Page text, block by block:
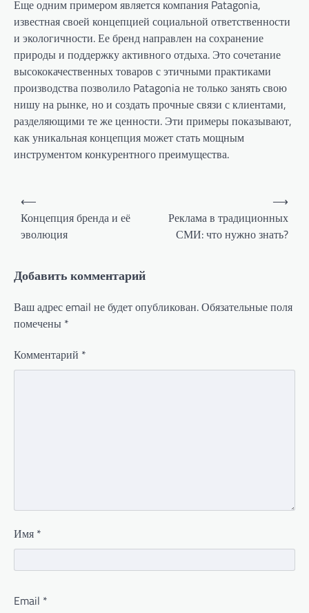
Еще одним примером является компания Patagonia,
известная своей концепцией социальной ответственности
и экологичности. Ее бренд направлен на сохранение
природы и поддержку активного отдыха. Это сочетание
высококачественных товаров с этичными практиками
производства позволило Patagonia не только занять свою
нишу на рынке, но и создать прочные связи с клиентами,
разделяющими те же ценности. Эти примеры показывают,
как уникальная концепция может стать мощным
инструментом конкурентного преимущества.
Навигация
по
записям
⟵
Концепция бренда и её
эволюция
Реклама в традиционных
СМИ: что нужно знать?
⟶
Добавить комментарий
Ваш адрес email не будет опубликован.Обязательные поля
помечены *
Комментарий *
Имя *
Email *